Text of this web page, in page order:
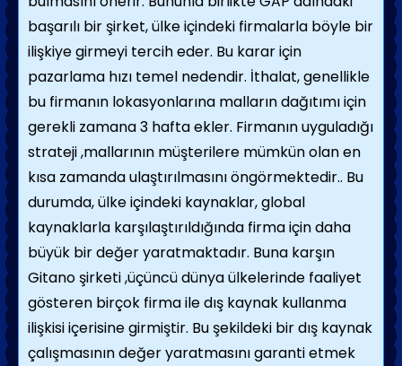
başarılı bir şirket, ülke içindeki firmalarla böyle bir
ilişkiye girmeyi tercih eder. Bu karar için
pazarlama hızı temel nedendir. İthalat, genellikle
bu firmanın lokasyonlarına malların dağıtımı için
gerekli zamana 3 hafta ekler. Firmanın uyguladığı
strateji ,mallarının müşterilere mümkün olan en
kısa zamanda ulaştırılmasını öngörmektedir.. Bu
durumda, ülke içindeki kaynaklar, global
kaynaklarla karşılaştırıldığında firma için daha
büyük bir değer yaratmaktadır. Buna karşın
Gitano şirketi ,üçüncü dünya ülkelerinde faaliyet
gösteren birçok firma ile dış kaynak kullanma
ilişkisi içerisine girmiştir. Bu şekildeki bir dış kaynak
çalışmasının değer yaratmasını garanti etmek